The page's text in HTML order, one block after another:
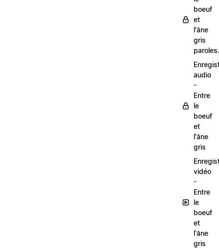
boeuf
et
l'âne
gris
audio
-
Entre
le
boeuf
et
l'âne
gris
vidéo
-
Entre
le
boeuf
et
l'âne
gris